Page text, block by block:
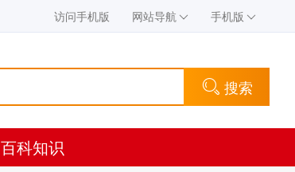
访问手机版 网站导航 手机版
搜索
百科知识